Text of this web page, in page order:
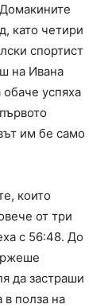
като четири
спортист
на Ивана
успяха
им бе само
които
от три
с 56:48. До
да застраши
в полза на